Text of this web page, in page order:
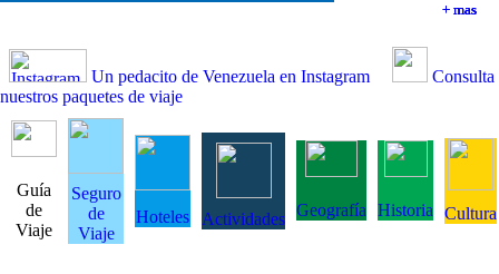
+ mas
+ mas
+ mas
+ mas
Un pedacito de Venezuela en Instagram
Consulta
nuestros paquetes de viaje
Guía
de
Viaje
Seguro
de
Viaje
Hoteles Actividades Geografía Historia Cultura